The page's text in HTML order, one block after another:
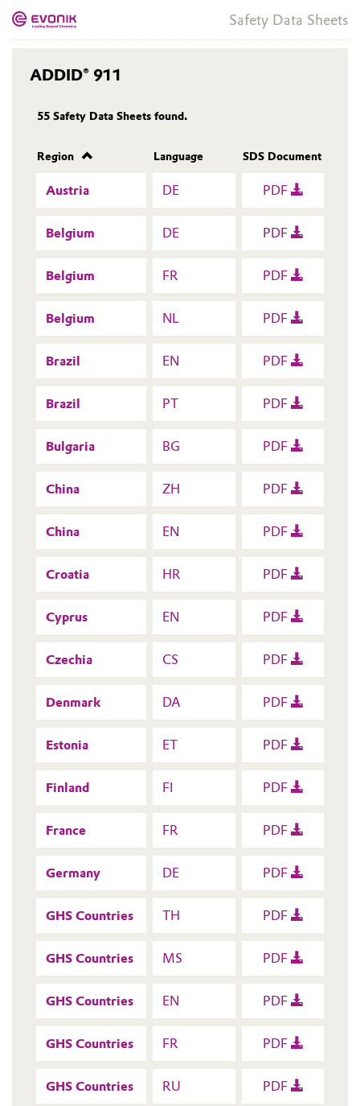
Safety Data Sheets
ADDID® 911
55 Safety Data Sheets found.
Region Language SDS Document
Austria DE PDF
Belgium DE PDF
Belgium FR PDF
Belgium NL PDF
Brazil EN PDF
Brazil PT PDF
Bulgaria BG PDF
China ZH PDF
China EN PDF
Croatia HR PDF
Cyprus EN PDF
Czechia CS PDF
Denmark DA PDF
Estonia ET PDF
Finland FI PDF
France FR PDF
Germany DE PDF
GHS Countries TH PDF
GHS Countries MS PDF
GHS Countries EN PDF
GHS Countries FR PDF
GHS Countries RU PDF